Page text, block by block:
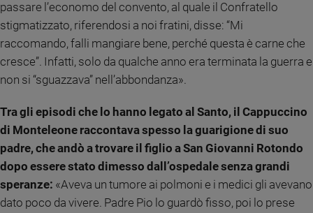
Vai
Riflessioni
Video
Podcast
Privacy
passare l’economo del convento, al quale il Confratello
stigmatizzato, riferendosi a noi fratini, disse: “Mi
raccomando, falli mangiare bene, perché questa è carne che
cresce”. Infatti, solo da qualche anno era terminata la guerra e
non si “sguazzava” nell’abbondanza».
Tra gli episodi che lo hanno legato al Santo, il Cappuccino
di Monteleone raccontava spesso la guarigione di suo
padre, che andò a trovare il figlio a San Giovanni Rotondo
dopo essere stato dimesso dall’ospedale senza grandi
speranze: «Aveva un tumore ai polmoni e i medici gli avevano
dato poco da vivere. Padre Pio lo guardò fisso, poi lo prese